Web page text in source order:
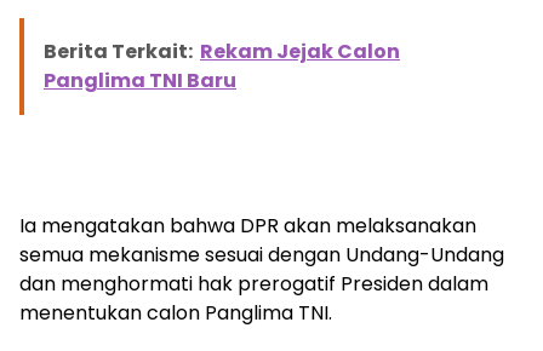
Berita Terkait: Rekam Jejak Calon
Panglima TNI Baru
Ia mengatakan bahwa DPR akan melaksanakan
semua mekanisme sesuai dengan Undang-Undang
dan menghormati hak prerogatif Presiden dalam
menentukan calon Panglima TNI.